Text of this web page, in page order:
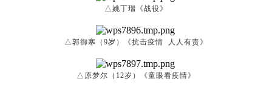
△姚丁瑞《战役》
△郭御寒（9岁）《抗击疫情 人人有责》
△原梦尔（12岁）《童眼看疫情》